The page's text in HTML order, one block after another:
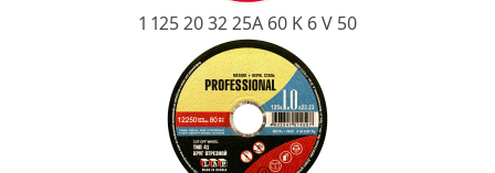
1 125 20 32 25А 60 K 6 V 50